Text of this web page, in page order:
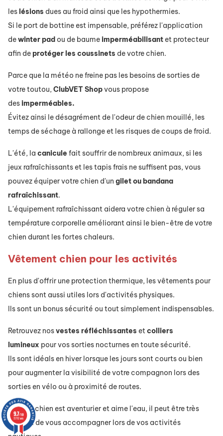
les lésions dues au froid ainsi que les hypothermies.
Si le port de bottine est impensable, préférez l'application
dewinter pad ou de baumeimperméabilisant et protecteur
afin de protéger les coussinets de votre chien.
Parce que la météo ne freine pas les besoins de sorties de
votre toutou, ClubVET Shopvous propose
desimperméables.
Évitez ainsi le désagrément de l'odeur de chien mouillé, les
temps de séchage à rallonge et les risques de coups de froid.
L'été, la canicule fait souffrir de nombreux animaux, si les
jeux rafraîchissants et les tapis frais ne suffisent pas, vous
pouvez équiper votre chien d'un gilet ou bandana
rafraîchissant.
L'équipement rafraîchissant aidera votre chien à réguler sa
température corporelle améliorant ainsi le bien-être de votre
chien durant les fortes chaleurs.
Vêtement chien pour les activités
En plus d'offrir une protection thermique, les vêtements pour
chiens sont aussi utiles lors d'activités physiques.
Ils sont un bonus sécurité ou tout simplement indispensables.
Retrouvez nosvestes réfléchissantes etcolliers
lumineux pour vos sorties nocturnes en toute sécurité.
Ils sont idéals en hiver lorsque les jours sont courts ou bien
pour augmenter la visibilité de votre compagnon lors des
sorties en vélo ou à proximité de routes.
Si votre chien est aventurier et aime l'eau, il peut être très
heureux de vous accompagner lors de vos activités
9.7/10
72712 avis